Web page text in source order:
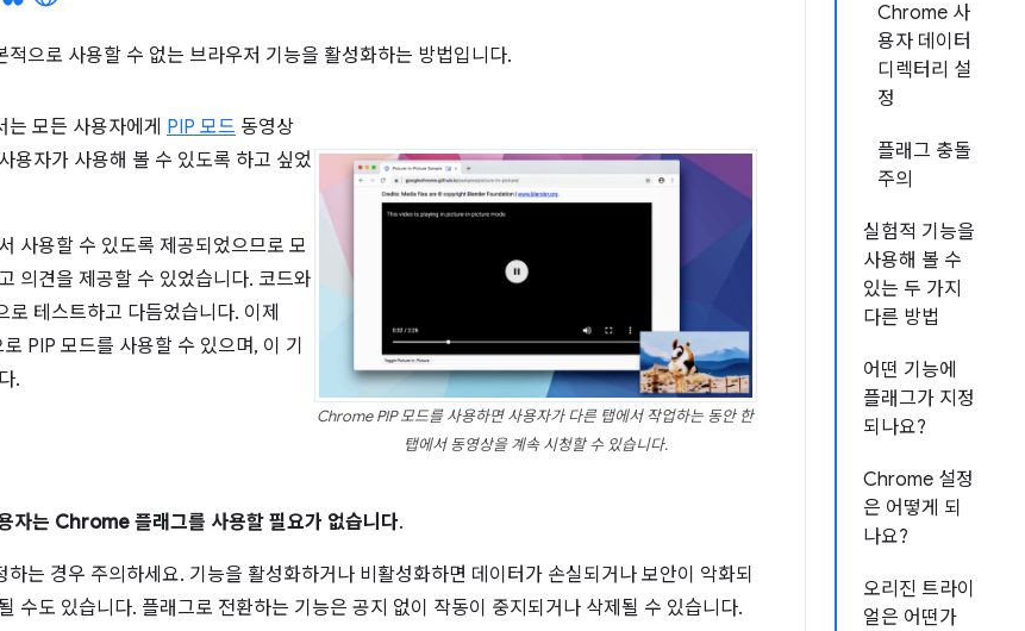
Chrome 사
용자 데이터
디렉터리 설
정
플래그 충돌
주의
실험적 기능을
사용해 볼 수
있는 두 가지
다른 방법
어떤 기능에
플래그가 지정
되나요?
Chrome 설정
은 어떻게 되
나요?
오리진 트라이
얼은 어떤가
으로 사용할 수 없는 브라우저 기능을 활성화하는 방법입니다.
Chrome PIP 모드를 사용하면 사용자가 다른 탭에서 작업하는 동안 한
탭에서 동영상을 계속 시청할 수 있습니다.
모든 사용자에게 PIP 모드 동영상
용자가 사용해 볼 수 있도록 하고 싶었
사용할 수 있도록 제공되었으므로 모
의견을 제공할 수 있었습니다. 코드와
로 테스트하고 다듬었습니다. 이제
PIP 모드를 사용할 수 있으며, 이 기
.
자는 Chrome 플래그를 사용할 필요가 없습니다.
는 경우 주의하세요. 기능을 활성화하거나 비활성화하면 데이터가 손실되거나 보안이 악화되
수도 있습니다. 플래그로 전환하는 기능은 공지 없이 작동이 중지되거나 삭제될 수 있습니다.